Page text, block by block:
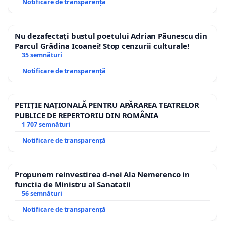
statut unitar la nivel național!
din Legea educației nr.199/2024, universitățile sunt
autonome, iar fiecare își stabilește politicile de
angajare, iar posturile se ocupă prin concurs
De ce în alte domenii această mobilitate este
posibilă, dar pentru cadrele didactice din
invatamantul superior este practic imposibila?
membră UE, cadrele didactice din invatamantul
superior să fie singura categorie de angajați publici
pentru care nu există niciun mecanism real de
mobilitate profesională?
Nu dezafectați bustul poetului Adrian Păunescu din
Parcul Grădina Icoanei! Stop cenzurii culturale!
35 semnături
Notificare de transparență
PETIȚIE NAȚIONALĂ PENTRU APĂRAREA TEATRELOR
PUBLICE DE REPERTORIU DIN ROMÂNIA
1 707 semnături
Notificare de transparență
Propunem reinvestirea d-nei Ala Nemerenco in
functia de Ministru al Sanatatii
56 semnături
Notificare de transparență